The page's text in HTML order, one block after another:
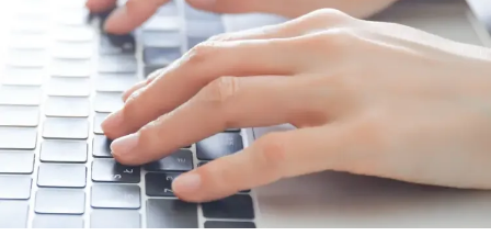
社内コンペ
クレーム窓口
定額制採用代行・RPO『トルトルくん』
営業改善特化の動画制作『動画でカリトルく
ん』
定額LINE運用代行『LINEマキトルくん』
拡散付1日密着動画制作『まるごと社長』
1本無料で記事を制作『SEOトライアル』
定額制LP制作・改善『最強LP』
採用YouTubeチャンネル構築『トリトル』
お役立ち資料
料金表
道場TOP
動画編集
エンジニア
広告運用
YouTubeディレクター
年収エージェント
会社概要・役員紹介
ミッション・ビジョン・バリュー